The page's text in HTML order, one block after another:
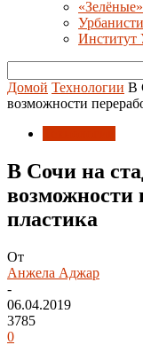
Институт
Домой Технологии В
возможности
В Сочи на
возможности
пластика
От
Анжела Аджар
-
06.04.2019
3785
0